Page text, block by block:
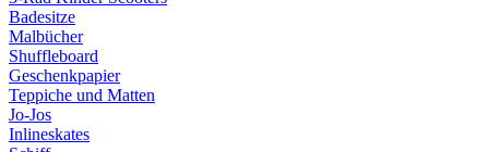
Badesitze
Malbücher
Shuffleboard
Geschenkpapier
Teppiche und Matten
Jo-Jos
Inlineskates